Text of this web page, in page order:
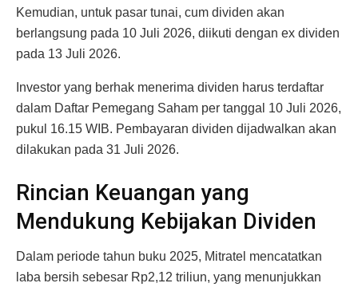
Kemudian, untuk pasar tunai, cum dividen akan
berlangsung pada 10 Juli 2026, diikuti dengan ex dividen
pada 13 Juli 2026.
Investor yang berhak menerima dividen harus terdaftar
dalam Daftar Pemegang Saham per tanggal 10 Juli 2026,
pukul 16.15 WIB. Pembayaran dividen dijadwalkan akan
dilakukan pada 31 Juli 2026.
Rincian Keuangan yang
Mendukung Kebijakan Dividen
Dalam periode tahun buku 2025, Mitratel mencatatkan
laba bersih sebesar Rp2,12 triliun, yang menunjukkan